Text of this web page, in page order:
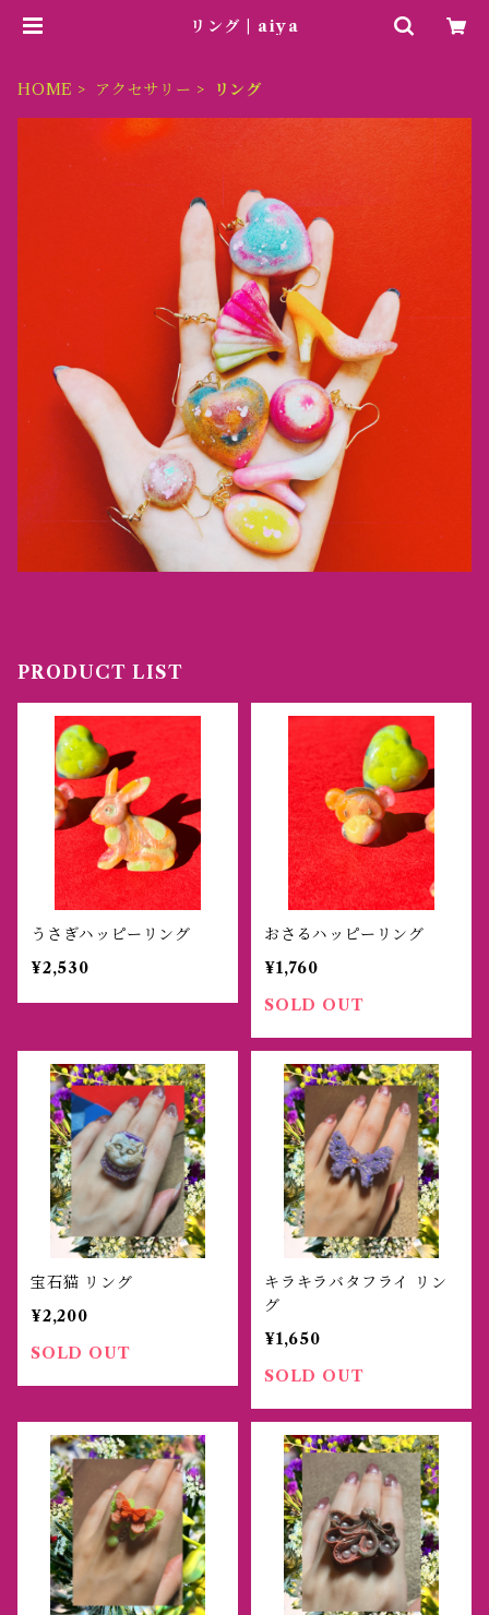
リング | aiya
HOME アクセサリー リング
PRODUCT LIST
うさぎハッピーリング
¥2,530
おさるハッピーリング
¥1,760
SOLD OUT
宝石猫 リング
¥2,200
SOLD OUT
キラキラバタフライ リン
グ
¥1,650
SOLD OUT